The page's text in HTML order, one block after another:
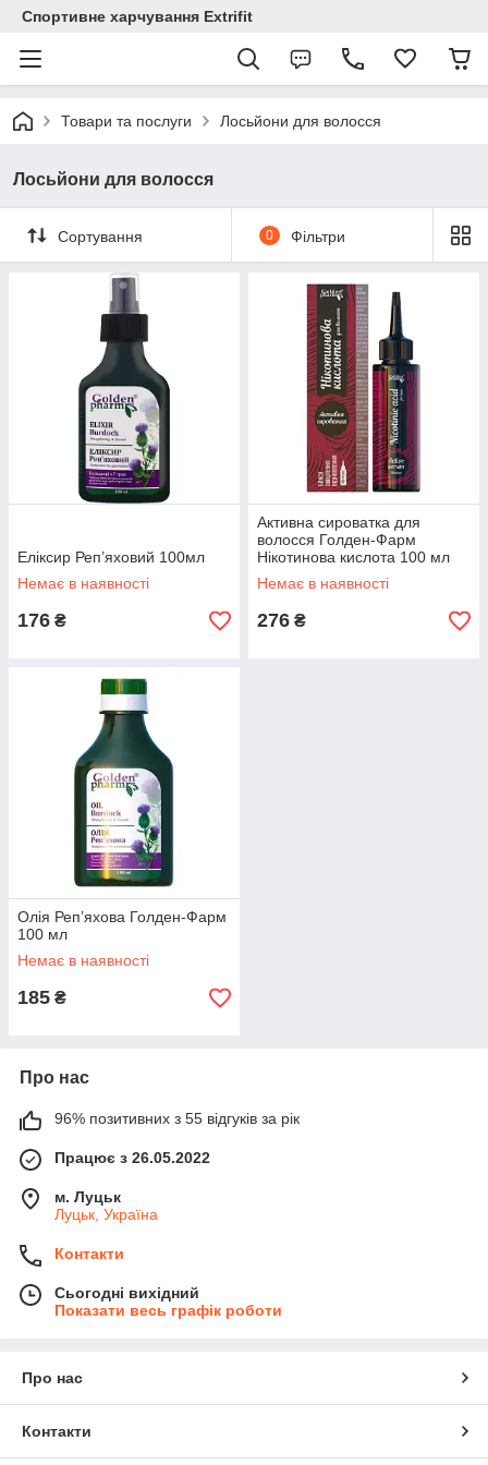
Спортивне харчування Extrifit
Товари та послуги Лосьйони для волосся
Лосьйони для волосся
Сортування 0 Фільтри
Еліксир Реп’яховий 100мл
Немає в наявності
176 ₴
Активна сироватка для
волосся Голден-Фарм
Нікотинова кислота 100 мл
Немає в наявності
276 ₴
Олія Реп’яхова Голден-Фарм
100 мл
Немає в наявності
185 ₴
Про нас
96% позитивних з 55 відгуків за рік
Працює з 26.05.2022
м. Луцьк
Луцьк, Україна
Контакти
Сьогодні вихідний
Показати весь графік роботи
Про нас
Контакти